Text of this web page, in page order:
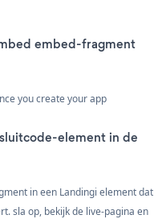
embed-fragment
you create your app
element in de
in een Landingi element dat
sla op, bekijk de live-pagina en